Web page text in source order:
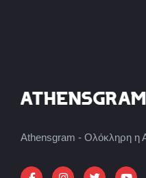
Athensgram - Ολόκληρη η